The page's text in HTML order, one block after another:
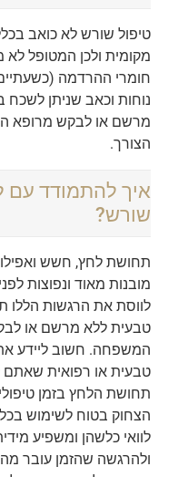
טיפול שורש לא כואב
מקומית ולכן המטופל
חומרי ההרדמה
נוחות וכאב שניתן
מרשם או לבקש מרופא
הצורך.
איך להתמודד עם
שורש?
תחושת לחץ, חשש
מובנות מאוד ונפוצות
לווסת את הרגשות הללו
טבעית ללא מרשם או
המשפחה. חשוב ליידע
טבעית או רפואית שאתם
תחושת הלחץ בזמן
הצחוק בטוח לשימוש
לוואי כלשהן ומשפיע
ולהרגשה שהזמן עובר